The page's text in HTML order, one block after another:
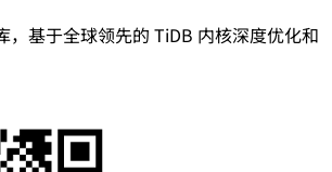
，基于全球领先的 TiDB 内核深度优化和